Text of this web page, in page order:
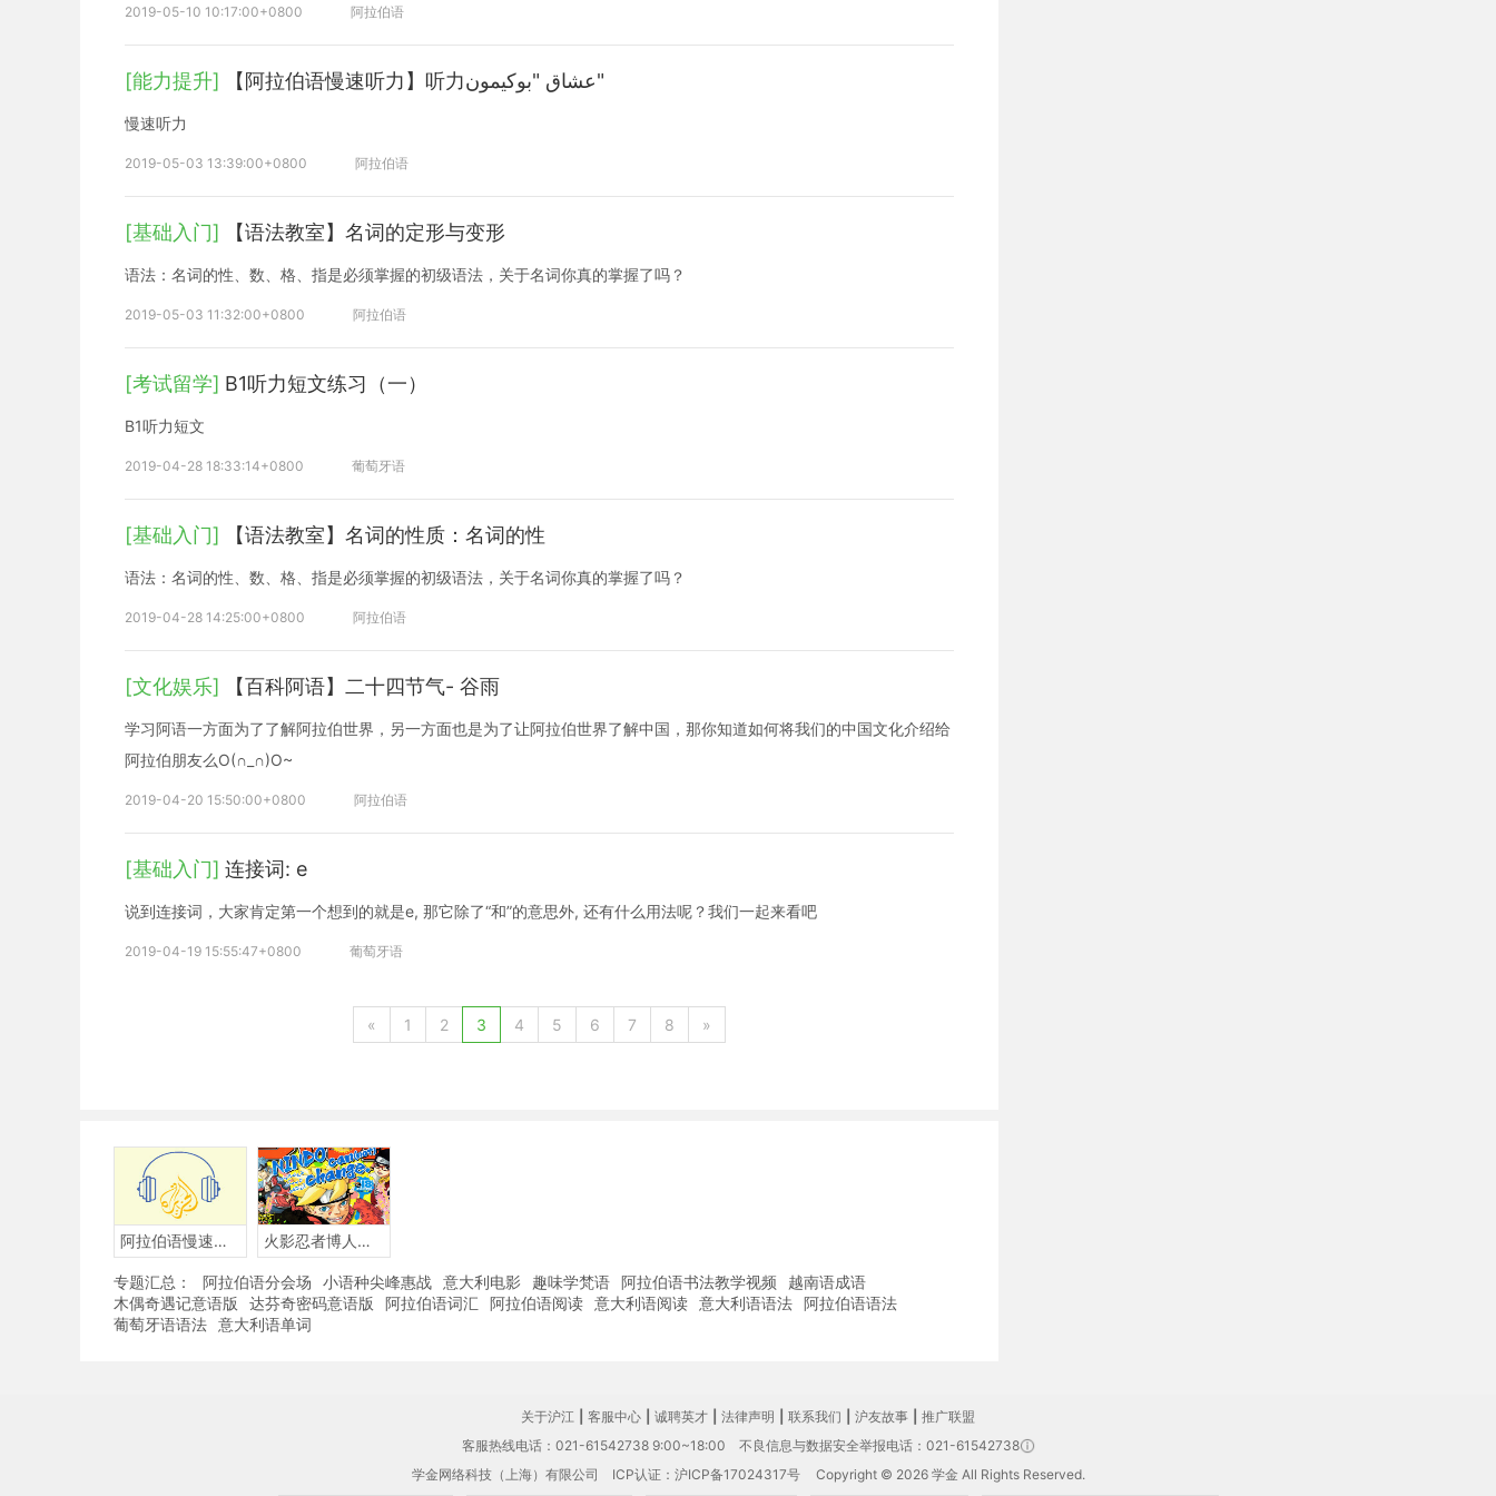
2019-05-10 10:17:00+0800 阿拉伯语
[能力提升] 【阿拉伯语慢速听力】听力عشاق "بوكيمون"
慢速听力
2019-05-03 13:39:00+0800 阿拉伯语
[基础入门] 【语法教室】名词的定形与变形
语法：名词的性、数、格、指是必须掌握的初级语法，关于名词你真的掌握了吗？
2019-05-03 11:32:00+0800 阿拉伯语
[考试留学] B1听力短文练习（一）
B1听力短文
2019-04-28 18:33:14+0800 葡萄牙语
[基础入门] 【语法教室】名词的性质：名词的性
语法：名词的性、数、格、指是必须掌握的初级语法，关于名词你真的掌握了吗？
2019-04-28 14:25:00+0800 阿拉伯语
[文化娱乐] 【百科阿语】二十四节气- 谷雨
学习阿语一方面为了了解阿拉伯世界，另一方面也是为了让阿拉伯世界了解中国，那你知道如何将我们的中国文化介绍给
阿拉伯朋友么O(∩_∩)O~
2019-04-20 15:50:00+0800 阿拉伯语
[基础入门] 连接词: e
说到连接词，大家肯定第一个想到的就是e, 那它除了“和”的意思外, 还有什么用法呢？我们一起来看吧
2019-04-19 15:55:47+0800 葡萄牙语
« 1 2 3 4 5 6 7 8 »
阿拉伯语慢速听力 火影忍者博人传BORUTO-阿拉伯语版
专题汇总： 阿拉伯语分会场 小语种尖峰惠战 意大利电影 趣味学梵语 阿拉伯语书法教学视频
越南语成语
木偶奇遇记意语版
达芬奇密码意语版 阿拉伯语词汇 阿拉伯语阅读 意大利语阅读 意大利语语法 阿拉伯语语法
葡萄牙语语法 意大利语单词
关于沪江 客服中心 诚聘英才 法律声明 联系我们 沪友故事
推广联盟
客服热线电话：021-61542738 9:00~18:00
不良信息与数据安全举报电话：021-61542738
学金网络科技（上海）有限公司 ICP认证：沪ICP备17024317号 Copyright © 2026 学金 All Rights Reserved.